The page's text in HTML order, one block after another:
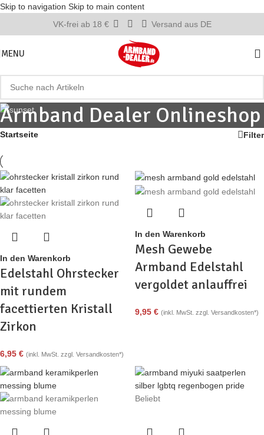
Skip to navigation Skip to main content
VK-frei ab 18 €
Versand aus DE
MENU
Armband Dealer Onlineshop
Startseite Filter
In den Warenkorb
Edelstahl Ohrstecker
mit rundem
facettierten Kristall
Zirkon
6,95 € (inkl. MwSt. zzgl. Versandkosten*)
In den Warenkorb
Mesh Gewebe
Armband Edelstahl
vergoldet anlauffrei
9,95 € (inkl. MwSt. zzgl. Versandkosten*)
Beliebt